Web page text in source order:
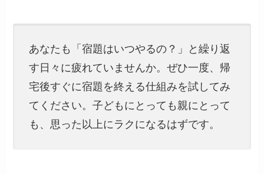
あなたも「宿題はいつやるの？」と繰り返
す日々に疲れていませんか。ぜひ一度、帰
宅後すぐに宿題を終える仕組みを試してみ
てください。子どもにとっても親にとって
も、思った以上にラクになるはずです。